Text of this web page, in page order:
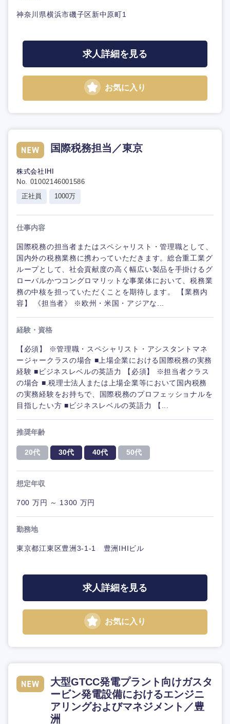
神奈川県横浜市磯子区新中原町1
求人詳細を見る
お気に入り
国際税務担当／東京
株式会社IHI
No. 01002146001586
正社員
1000万
仕事内容
国際税務の担当者またはスペシャリスト・管理職として、
国内外の税務業務に携わっていただきます。総合重工業グ
ループとして、社会貢献度の高く幅広い製品を手掛けるグ
ローバルかつコングロマリットな事業体において、税務業
務の中核を担っていただくことを期待します。 【業務内
容】 《担当者》 ※欧州・米国・アジアな...
経験・資格
【必須】 ※管理職・スペシャリスト・アシスタントマネ
ージャークラスの場合 ■上場企業における国際税務の実務
経験 ■ビジネスレベルの英語力 【必須】 ※担当者クラス
の場合 ■.税理士法人または上場企業等において国内税務
の実務経験をお持ちで、国際税務のプロフェッショナルを
目指したい方 ■ビジネスレベルの英語力 【...
推奨年齢
20代 30代 40代 50代
想定年収
700 万円 ～ 1300 万円
勤務地
東京都江東区豊洲3-1-1 豊洲IHIビル
求人詳細を見る
お気に入り
大型GTCC発電プラント向けガスタ
ービン発電設備におけるエンジニ
アリングおよびマネジメント／豊
洲